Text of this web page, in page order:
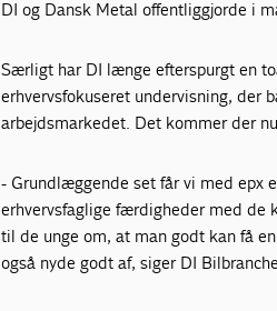
DI og Dansk Metal offentliggjorde i
Særligt har DI længe efterspurgt en
erhvervsfokuseret undervisning, der
arbejdsmarkedet. Det kommer der
- Grundlæggende set får vi med epx
erhvervsfaglige færdigheder med de
til de unge om, at man godt kan få
også nyde godt af, siger DI